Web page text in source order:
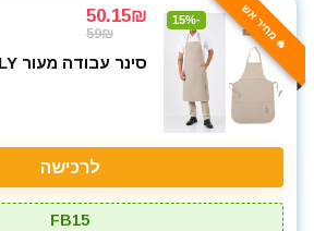
🔥 מחיר אש -15%
50.15₪
59₪
סינר עבודה מעור NERI ITALY
לרכישה
FB15